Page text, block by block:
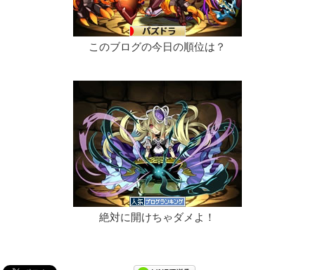
このブログの今日の順位は？
絶対に開けちゃダメよ！